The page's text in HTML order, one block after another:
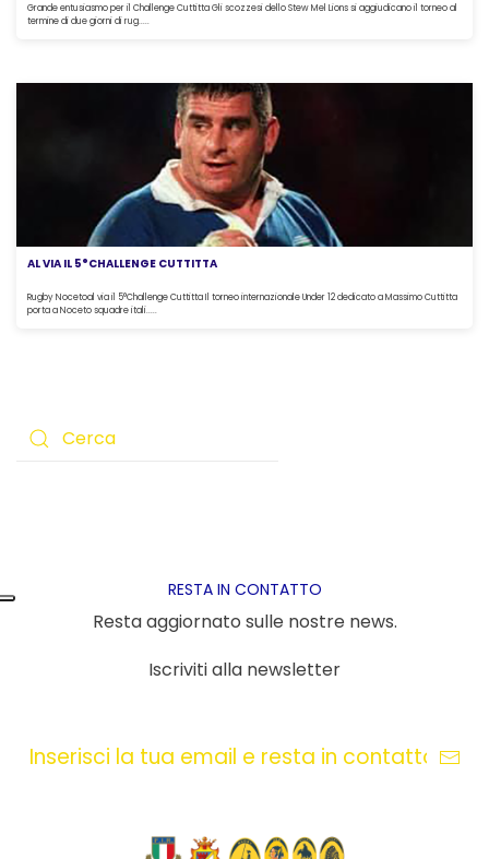
Grande entusiasmo per il Challenge Cuttitta Gli scozzesi dello Stew Mel Lions si aggiudicano il torneo al
termine di due giorni di rug.....
AL VIA IL 5°CHALLENGE CUTTITTA
Rugby Nocetoal via il 5°Challenge Cuttitta Il torneo internazionale Under 12 dedicato a Massimo Cuttitta
porta a Noceto squadre itali.....
RESTA IN CONTATTO
Resta aggiornato sulle nostre news.
Iscriviti alla newsletter